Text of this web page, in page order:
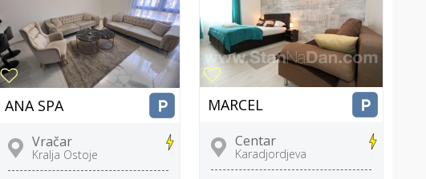
ANA SPA
Vračar
Kralja Ostoje
MARCEL
Centar
Karadjordjeva